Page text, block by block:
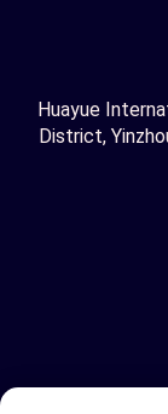
Huayue
District,